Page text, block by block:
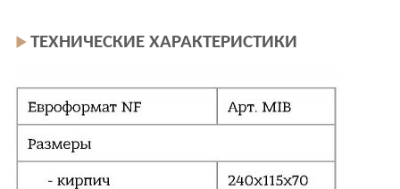
ТЕХНИЧЕСКИЕ ХАРАКТЕРИСТИКИ